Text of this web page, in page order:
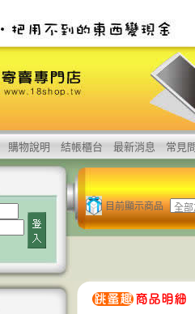
購物說明 結帳櫃台 最新消息 常見
目前顯示商品